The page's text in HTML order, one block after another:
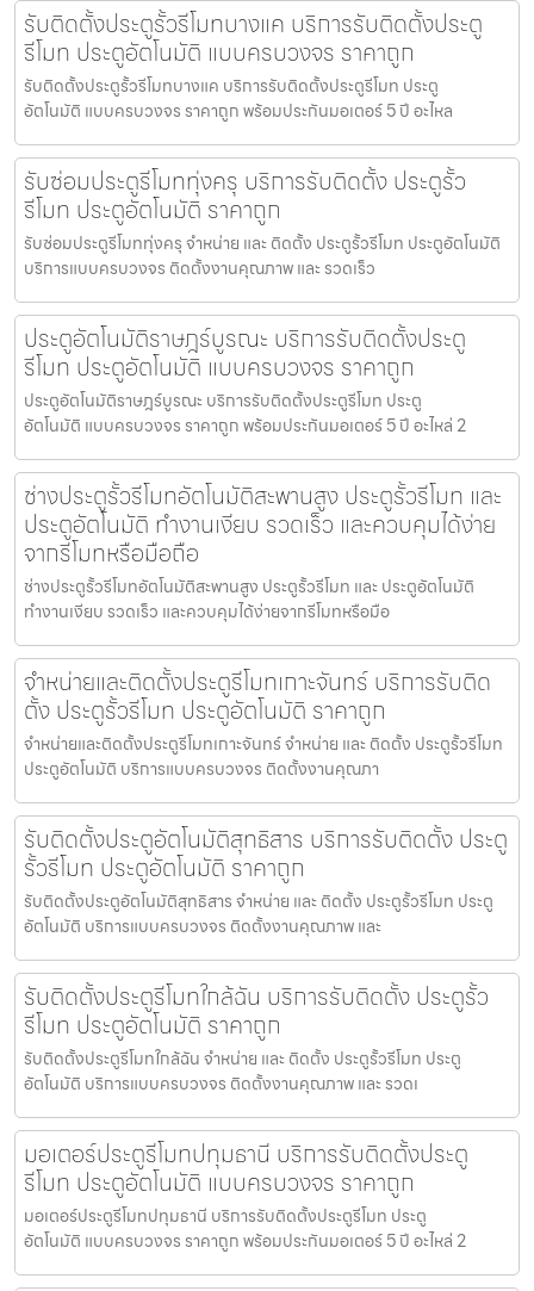
รับติดตั้งประตูรั้วรีโมทบางแค บริการรับติดตั้งประตู
รีโมท ประตูอัตโนมัติ แบบครบวงจร ราคาถูก
รับติดตั้งประตูรั้วรีโมทบางแค บริการรับติดตั้งประตูรีโมท ประตู
อัตโนมัติ แบบครบวงจร ราคาถูก พร้อมประกันมอเตอร์ 5 ปี อะไหล
รับซ่อมประตูรีโมททุ่งครุ บริการรับติดตั้ง ประตูรั้ว
รีโมท ประตูอัตโนมัติ ราคาถูก
รับซ่อมประตูรีโมททุ่งครุ จำหน่าย และ ติดตั้ง ประตูรั้วรีโมท ประตูอัตโนมัติ
บริการแบบครบวงจร ติดตั้งงานคุณภาพ และ รวดเร็ว
ประตูอัตโนมัติราษฎร์บูรณะ บริการรับติดตั้งประตู
รีโมท ประตูอัตโนมัติ แบบครบวงจร ราคาถูก
ประตูอัตโนมัติราษฎร์บูรณะ บริการรับติดตั้งประตูรีโมท ประตู
อัตโนมัติ แบบครบวงจร ราคาถูก พร้อมประกันมอเตอร์ 5 ปี อะไหล่ 2
ช่างประตูรั้วรีโมทอัตโนมัติสะพานสูง ประตูรั้วรีโมท และ
ประตูอัตโนมัติ ทำงานเงียบ รวดเร็ว และควบคุมได้ง่าย
จากรีโมทหรือมือถือ
ช่างประตูรั้วรีโมทอัตโนมัติสะพานสูง ประตูรั้วรีโมท และ ประตูอัตโนมัติ
ทำงานเงียบ รวดเร็ว และควบคุมได้ง่ายจากรีโมทหรือมือ
จำหน่ายและติดตั้งประตูรีโมทเกาะจันทร์ บริการรับติด
ตั้ง ประตูรั้วรีโมท ประตูอัตโนมัติ ราคาถูก
จำหน่ายและติดตั้งประตูรีโมทเกาะจันทร์ จำหน่าย และ ติดตั้ง ประตูรั้วรีโมท
ประตูอัตโนมัติ บริการแบบครบวงจร ติดตั้งงานคุณภา
รับติดตั้งประตูอัตโนมัติสุทธิสาร บริการรับติดตั้ง ประตู
รั้วรีโมท ประตูอัตโนมัติ ราคาถูก
รับติดตั้งประตูอัตโนมัติสุทธิสาร จำหน่าย และ ติดตั้ง ประตูรั้วรีโมท ประตู
อัตโนมัติ บริการแบบครบวงจร ติดตั้งงานคุณภาพ และ
รับติดตั้งประตูรีโมทใกล้ฉัน บริการรับติดตั้ง ประตูรั้ว
รีโมท ประตูอัตโนมัติ ราคาถูก
รับติดตั้งประตูรีโมทใกล้ฉัน จำหน่าย และ ติดตั้ง ประตูรั้วรีโมท ประตู
อัตโนมัติ บริการแบบครบวงจร ติดตั้งงานคุณภาพ และ รวดเ
มอเตอร์ประตูรีโมทปทุมธานี บริการรับติดตั้งประตู
รีโมท ประตูอัตโนมัติ แบบครบวงจร ราคาถูก
มอเตอร์ประตูรีโมทปทุมธานี บริการรับติดตั้งประตูรีโมท ประตู
อัตโนมัติ แบบครบวงจร ราคาถูก พร้อมประกันมอเตอร์ 5 ปี อะไหล่ 2